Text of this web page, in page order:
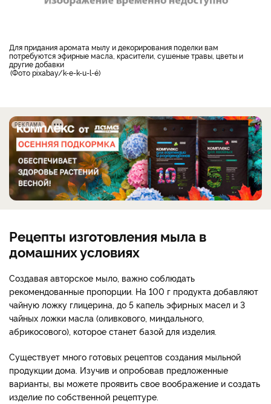
для придания аромата мылу и декорирования поделки вам
потребуются эфирные масла, красители, сушеные травы, цветы и
другие добавки
Фото pixabay/k-e-k-u-l-é
РЕКЛАМА
Рецепты изготовления мыла в
домашних условиях
Создавая авторское мыло, важно соблюдать
рекомендованные пропорции. На 100 г продукта добавляют
чайную ложку глицерина, до 5 капель эфирных масел и 3
чайных ложки масла (оливкового, миндального,
абрикосового), которое станет базой для изделия.
Существует много готовых рецептов создания мыльной
продукции дома. Изучив и опробовав предложенные
варианты, вы можете проявить свое воображение и создать
изделие по собственной рецептуре.